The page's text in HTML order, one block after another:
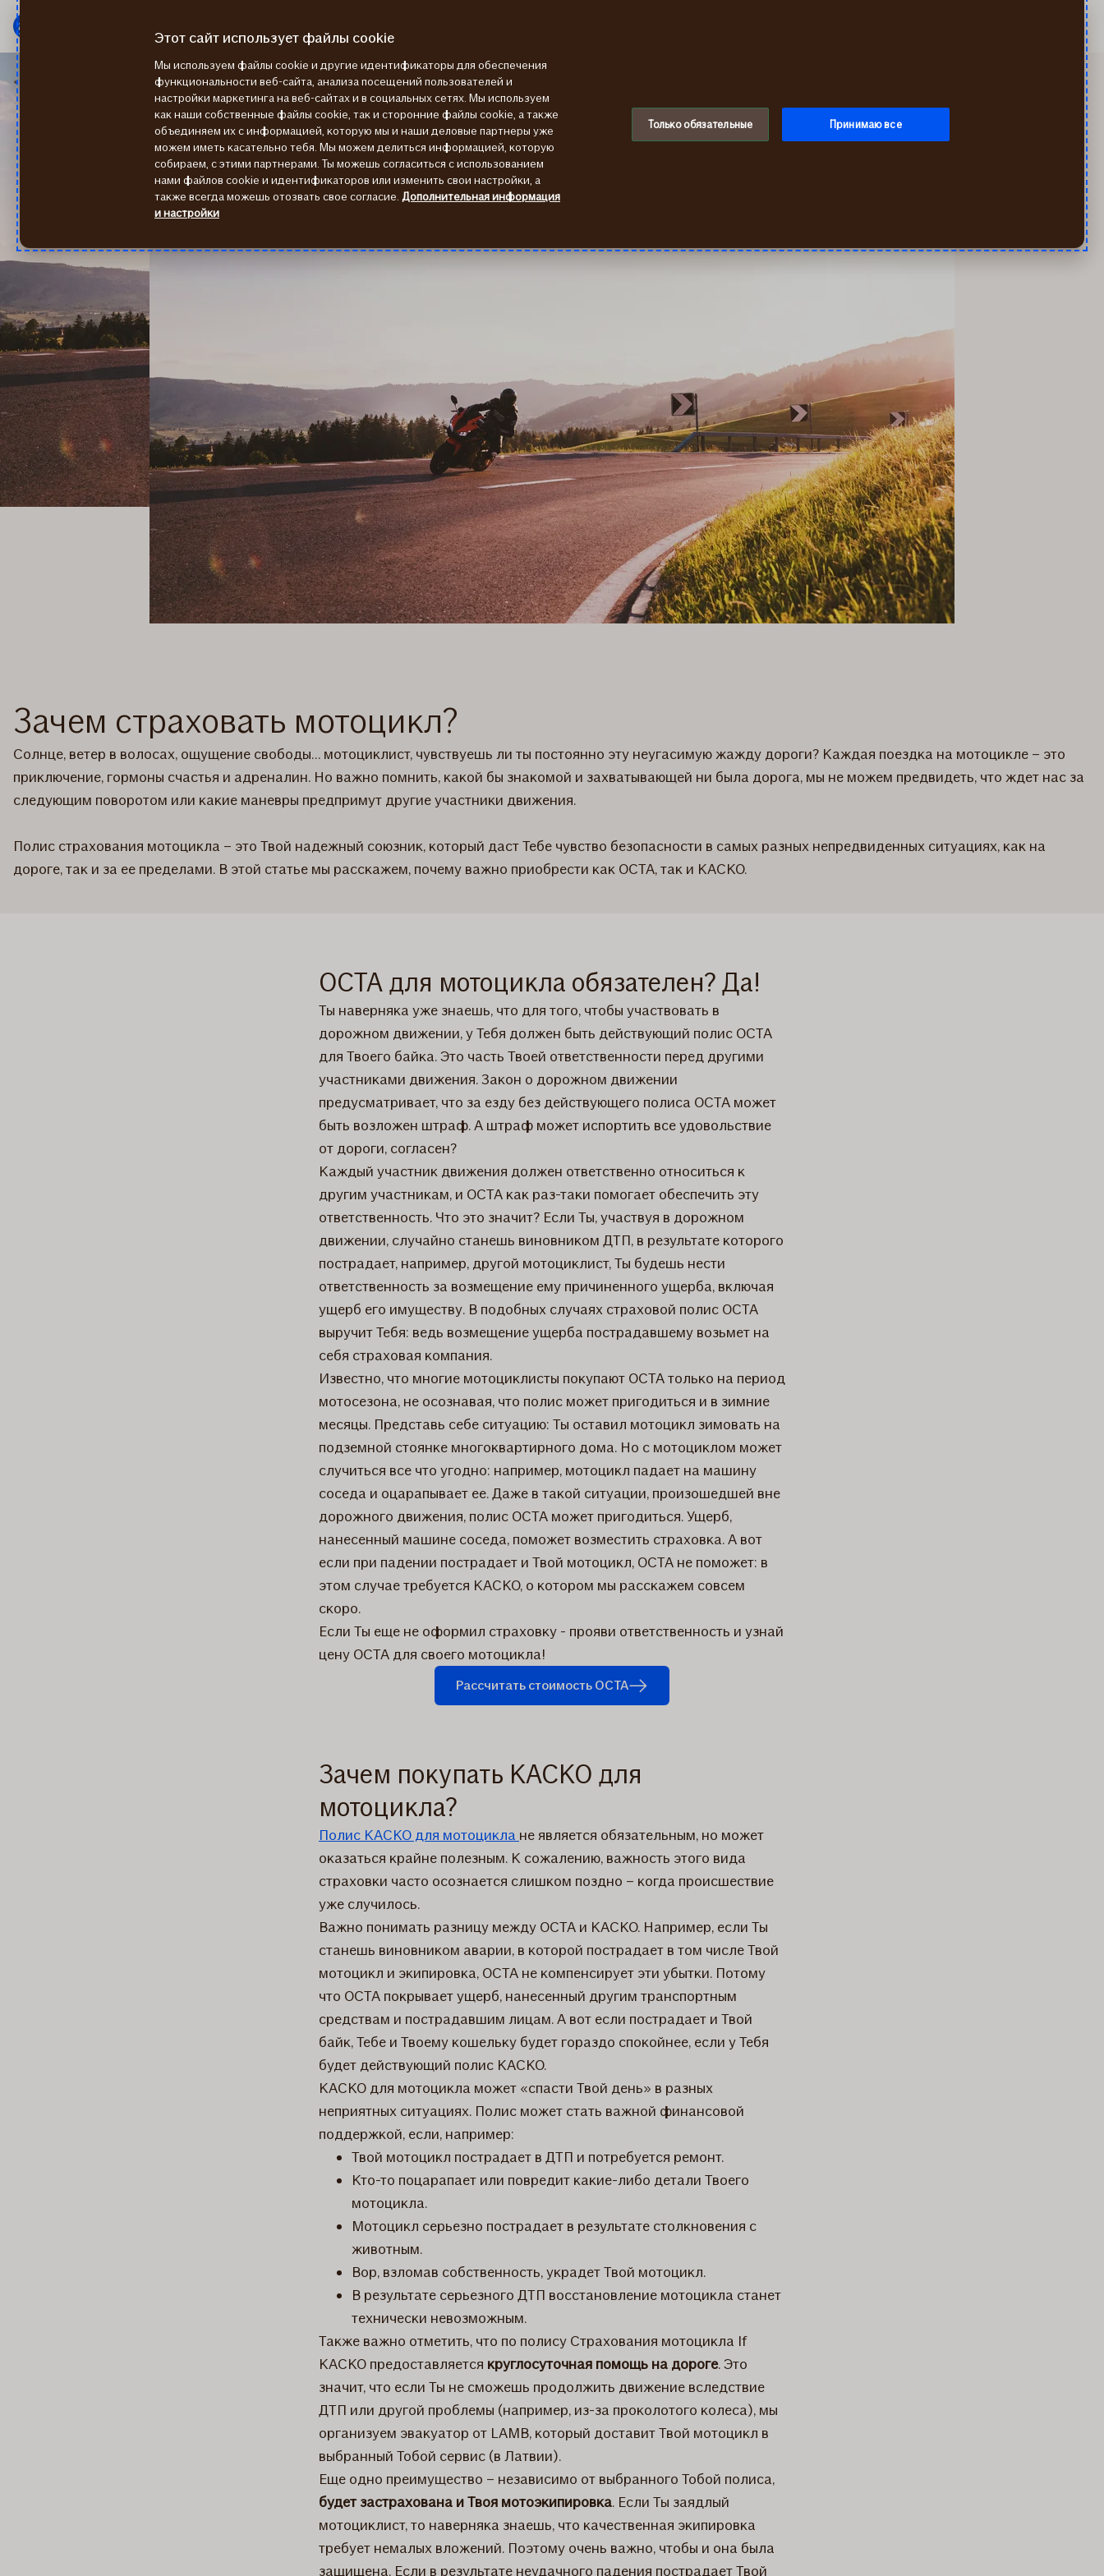
Мену
Перейти
содержанию
Зачем страховать мотоцикл?
Зачем страховать мотоцикл?
Солнце, ветер в волосах, ощущение свободы… мотоциклист, чувствуешь ли ты постоянно эту неугасимую жажду дороги? Каждая поездка на мотоцикле – это
приключение, гормоны счастья и адреналин. Но важно помнить, какой бы знакомой и захватывающей ни была дорога, мы не можем предвидеть, что ждет нас за
следующим поворотом или какие маневры предпримут другие участники движения.
Полис страхования мотоцикла – это Твой надежный союзник, который даст Тебе чувство безопасности в самых разных непредвиденных ситуациях, как на
дороге, так и за ее пределами. В этой статье мы расскажем, почему важно приобрести как OCTA, так и КАСКО.
ОСТА для мотоцикла обязателен? Да!
Ты наверняка уже знаешь, что для того, чтобы участвовать в
дорожном движении, у Тебя должен быть действующий полис ОСТА
для Твоего байка. Это часть Твоей ответственности перед другими
участниками движения. Закон о дорожном движении
предусматривает, что за езду без действующего полиса ОСТА может
быть возложен штраф. А штраф может испортить все удовольствие
от дороги, согласен?
Каждый участник движения должен ответственно относиться к
другим участникам, и ОСТА как раз-таки помогает обеспечить эту
ответственность. Что это значит? Если Ты, участвуя в дорожном
движении, случайно станешь виновником ДТП, в результате которого
пострадает, например, другой мотоциклист, Ты будешь нести
ответственность за возмещение ему причиненного ущерба, включая
ущерб его имуществу. В подобных случаях страховой полис OCTA
выручит Тебя: ведь возмещение ущерба пострадавшему возьмет на
себя страховая компания.
Известно, что многие мотоциклисты покупают ОСТА только на период
мотосезона, не осознавая, что полис может пригодиться и в зимние
месяцы. Представь себе ситуацию: Ты оставил мотоцикл зимовать на
подземной стоянке многоквартирного дома. Но с мотоциклом может
случиться все что угодно: например, мотоцикл падает на машину
соседа и оцарапывает ее. Даже в такой ситуации, произошедшей вне
дорожного движения, полис ОСТА может пригодиться. Ущерб,
нанесенный машине соседа, поможет возместить страховка. А вот
если при падении пострадает и Твой мотоцикл, ОСТА не поможет: в
этом случае требуется КАСКО, о котором мы расскажем совсем
скоро.
Если Ты еще не оформил страховку - прояви ответственность и узнай
цену OCTA для своего мотоцикла!
Рассчитать стоимость OCTA
Зачем покупать КАСКО для
мотоцикла?
Полис КАСКО для мотоцикла не является обязательным, но может
оказаться крайне полезным. К сожалению, важность этого вида
страховки часто осознается слишком поздно – когда происшествие
уже случилось.
Важно понимать разницу между OCTA и КАСКО. Например, если Ты
станешь виновником аварии, в которой пострадает в том числе Твой
мотоцикл и экипировка, OCTA не компенсирует эти убытки. Потому
что OCTA покрывает ущерб, нанесенный другим транспортным
средствам и пострадавшим лицам. А вот если пострадает и Твой
байк, Тебе и Твоему кошельку будет гораздо спокойнее, если у Тебя
будет действующий полис КАСКО.
КАСКО для мотоцикла может «спасти Твой день» в разных
неприятных ситуациях. Полис может стать важной финансовой
поддержкой, если, например:
Твой мотоцикл пострадает в ДТП и потребуется ремонт.
Кто-то поцарапает или повредит какие-либо детали Твоего
мотоцикла.
Мотоцикл серьезно пострадает в результате столкновения с
животным.
Вор, взломав собственность, украдет Твой мотоцикл.
В результате серьезного ДТП восстановление мотоцикла станет
технически невозможным.
Также важно отметить, что по полису Страхования мотоцикла If
КАСКО предоставляется круглосуточная помощь на дороге. Это
значит, что если Ты не сможешь продолжить движение вследствие
ДТП или другой проблемы (например, из-за проколотого колеса), мы
организуем эвакуатор от LAMB, который доставит Твой мотоцикл в
выбранный Тобой сервис (в Латвии).
Еще одно преимущество – независимо от выбранного Тобой полиса,
будет застрахована и Твоя мотоэкипировка. Если Ты заядлый
мотоциклист, то наверняка знаешь, что качественная экипировка
требует немалых вложений. Поэтому очень важно, чтобы и она была
защищена. Если в результате неудачного падения пострадает Твой
Этот сайт использует файлы cookie
Мы используем файлы cookie и другие идентификаторы для обеспечения
функциональности веб-сайта, анализа посещений пользователей и
настройки маркетинга на веб-сайтах и в социальных сетях. Мы используем
как наши собственные файлы cookie, так и сторонние файлы cookie, а также
объединяем их с информацией, которую мы и наши деловые партнеры уже
можем иметь касательно тебя. Мы можем делиться информацией, которую
собираем, с этими партнерами. Ты можешь согласиться с использованием
нами файлов cookie и идентификаторов или изменить свои настройки, а
также всегда можешь отозвать свое согласие. Дополнительная информация
и настройки
Только обязательные Принимаю все